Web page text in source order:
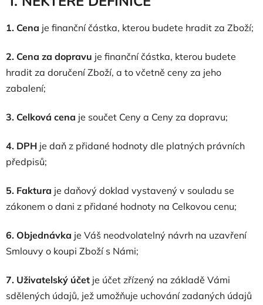
1. Cena je finanční částka, kterou budete hradit za Zboží;
2. Cena za dopravu je finanční částka, kterou budete
hradit za doručení Zboží, a to včetně ceny za jeho
zabalení;
3. Celková cena je součet Ceny a Ceny za dopravu;
4. DPH je daň z přidané hodnoty dle platných právních
předpisů;
5. Faktura je daňový doklad vystavený v souladu se
zákonem o dani z přidané hodnoty na Celkovou cenu;
6. Objednávka je Váš neodvolatelný návrh na uzavření
Smlouvy o koupi Zboží s Námi;
7. Uživatelský účet je účet zřízený na základě Vámi
sdělených údajů, jež umožňuje uchování zadaných údajů